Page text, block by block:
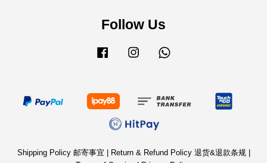
Follow Us
Facebook Instagram
Shipping Policy 邮寄事宜 Return & Refund Policy 退货&退款条规